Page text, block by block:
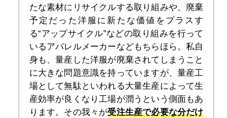
たな素材にリサイクルする取り組みや、廃棄
予定だった洋服に新たな価値をプラスす
る“アップサイクル”などの取り組みを行って
いるアパレルメーカーなどもちらほら。私自
身も、量産した洋服が廃棄されてしまうこと
に大きな問題意識を持っていますが、量産工
場として無駄といわれる大量生産によって生
産効率が良くなり工場が潤うという側面もあ
ります。その我々が受注生産で必要な分だけ